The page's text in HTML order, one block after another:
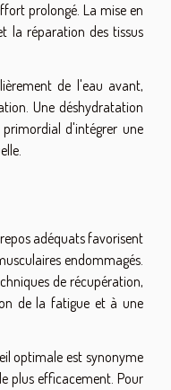
prolongé. La mise en
la réparation des tissus
de l'eau avant,
Une déshydratation
d'intégrer une
adéquats favorisent
endommagés.
de récupération,
de la fatigue et à une
optimale est synonyme
plus efficacement. Pour